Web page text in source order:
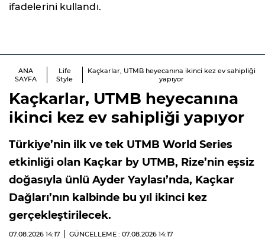
ifadelerini kullandı.
ANA
SAYFA
Life
Style
Kaçkarlar, UTMB heyecanına ikinci kez ev sahipliği
yapıyor
Kaçkarlar, UTMB heyecanına
ikinci kez ev sahipliği yapıyor
Türkiye’nin ilk ve tek UTMB World Series
etkinliği olan Kaçkar by UTMB, Rize’nin eşsiz
doğasıyla ünlü Ayder Yaylası’nda, Kaçkar
Dağları’nın kalbinde bu yıl ikinci kez
gerçekleştirilecek.
07.08.2026 14:17 GÜNCELLEME : 07.08.2026 14:17